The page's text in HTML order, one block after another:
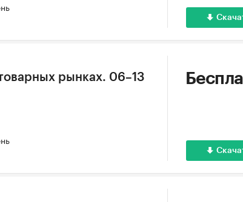
рынках. 06–13